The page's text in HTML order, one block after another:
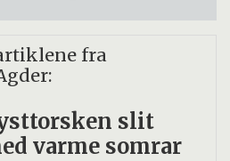
fra
slit
varme somrar